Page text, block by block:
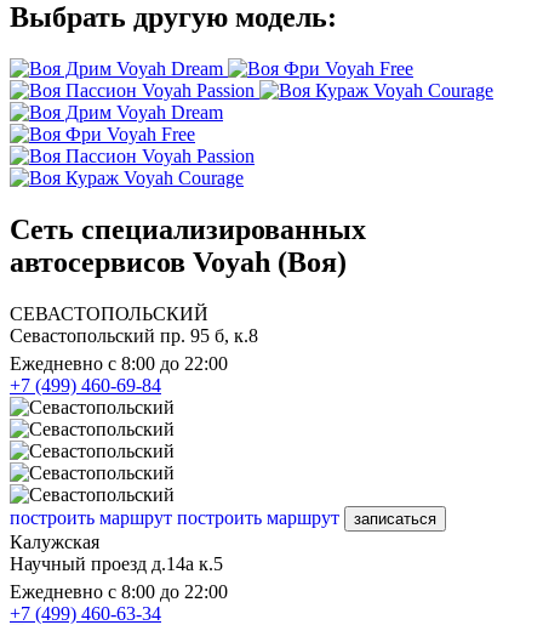
Выбрать другую модель:
Voyah Dream
Voyah Free
Voyah Passion
Voyah Courage
Voyah Dream
Voyah Free
Voyah Passion
Voyah Courage
Сеть специализированных
автосервисов Voyah (Воя)
СЕВАСТОПОЛЬСКИЙ
Севастопольский пр. 95 б, к.8
Ежедневно с 8:00 до 22:00
+7 (499) 460-69-84
построить маршрут построить маршрут записаться
Калужская
Научный проезд д.14а к.5
Ежедневно с 8:00 до 22:00
+7 (499) 460-63-34